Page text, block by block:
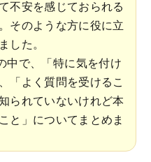
不安を感じておられる
そのような方に役に立
した。
中で、「特に気を付け
「よく質問を受けるこ
られていないけれど本
と」についてまとめま